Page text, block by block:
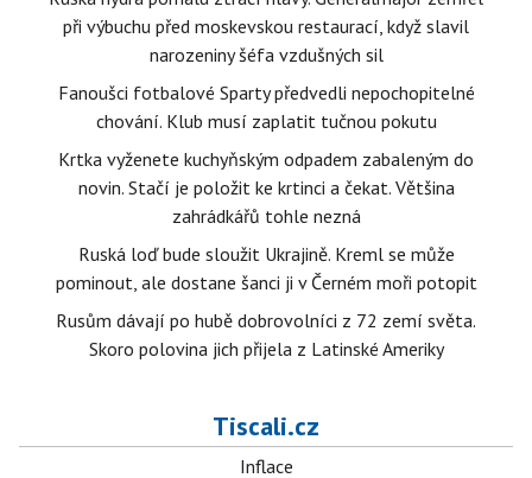
při výbuchu před moskevskou restaurací, když slavil
narozeniny šéfa vzdušných sil
Fanoušci fotbalové Sparty předvedli nepochopitelné
chování. Klub musí zaplatit tučnou pokutu
Krtka vyženete kuchyňským odpadem zabaleným do
novin. Stačí je položit ke krtinci a čekat. Většina
zahrádkářů tohle nezná
Ruská loď bude sloužit Ukrajině. Kreml se může
pominout, ale dostane šanci ji v Černém moři potopit
Rusům dávají po hubě dobrovolníci z 72 zemí světa.
Skoro polovina jich přijela z Latinské Ameriky
Tiscali.cz
Inflace